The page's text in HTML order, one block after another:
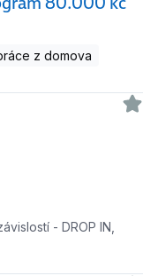
z domova
- DROP IN,